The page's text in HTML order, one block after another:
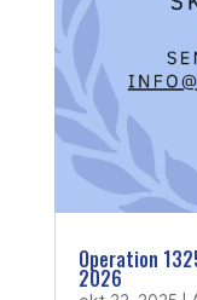
Operation
2026